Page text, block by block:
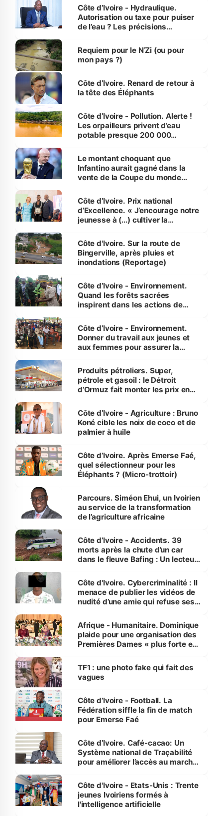
Côte d’Ivoire - Hydraulique.
Autorisation ou taxe pour puiser
de l’eau ? Les précisions
Requiem pour le N’Zi (ou pour
mon pays ?)
Côte d’Ivoire. Renard de retour à
la tête des Éléphants
Côte d’Ivoire - Pollution. Alerte !
Les orpailleurs privent d’eau
potable presque 200 000
Le montant choquant que
Infantino aurait gagné dans la
vente de la Coupe du monde
Côte d’Ivoire. Prix national
d’Excellence. « J’encourage notre
jeunesse à (…) cultiver la
(Alassane Ouattara
Côte d'Ivoire. Sur la route de
Bingerville, après pluies et
inondations (Reportage)
Côte d’Ivoire - Environnement.
Quand les forêts sacrées
inspirent dans les actions de
Côte d’Ivoire - Environnement.
Donner du travail aux jeunes et
aux femmes pour assurer la
menacées
Produits pétroliers. Super,
pétrole et gasoil : le Détroit
d’Ormuz fait monter les prix en
Côte d’Ivoire - Agriculture : Bruno
Koné cible les noix de coco et de
palmier à huile
Côte d’Ivoire. Après Emerse Faé,
quel sélectionneur pour les
Éléphants ? (Micro-trottoir)
Parcours. Siméon Ehui, un Ivoirien
au service de la transformation
de l’agriculture africaine
Côte d’Ivoire - Accidents. 39
morts après la chute d’un car
dans le fleuve Bafing : Un lecteur
des Transports
Côte d'Ivoire. Cybercriminalité : Il
menace de publier les vidéos de
nudité d’une amie qui refuse ses
Afrique - Humanitaire. Dominique
plaide pour une organisation des
Premières Dames « plus forte et
sur la scène internationale »
TF1 : une photo fake qui fait des
vagues
Côte d’Ivoire - Football. La
Fédération siffle la fin de match
pour Emerse Faé
Côte d’Ivoire. Café-cacao: Un
Système national de Traçabilité
pour améliorer l’accès au marché
Côte d'Ivoire - Etats-Unis : Trente
jeunes Ivoiriens formés à
l'intelligence artificielle